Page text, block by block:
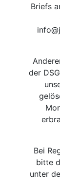
Briefs
der
Bei
bitte
unter